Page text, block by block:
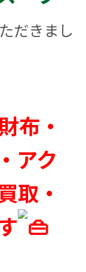
だきまし
布・
アク
取・